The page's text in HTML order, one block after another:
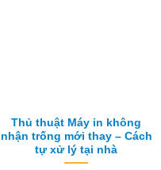
Thủ thuật Máy in không
nhận trống mới thay – Cách
tự xử lý tại nhà